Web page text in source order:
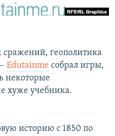
геополитика
Edutainme собрал игры,
некоторые
хуже учебника.
историю с 1850 по